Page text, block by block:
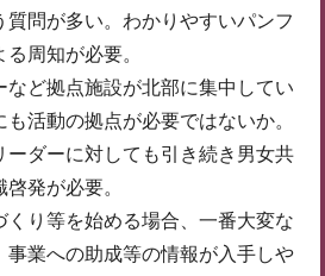
質問が多い。わかりやすいパンフ
周知が必要。
など拠点施設が北部に集中してい
も活動の拠点が必要ではないか。
ーダーに対しても引き続き男女共
発が必要。
くり等を始める場合、一番大変な
事業への助成等の情報が入手しや